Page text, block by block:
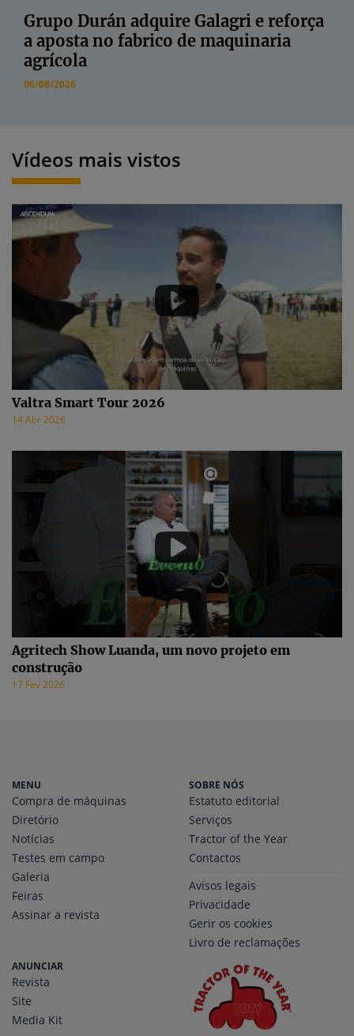
Grupo Durán adquire Galagri e reforça
a aposta no fabrico de maquinaria
agrícola
06/08/2026
Vídeos mais vistos
Valtra Smart Tour 2026
14 Abr 2026
Agritech Show Luanda, um novo projeto em
construção
17 Fev 2026
MENU
Compra de máquinas
Diretório
Notícias
Testes em campo
Galeria
Feiras
Assinar a revista
SOBRE NÓS
Estatuto editorial
Serviços
Tractor of the Year
Contactos
Avisos legais
Privacidade
Gerir os cookies
Livro de reclamações
ANUNCIAR
Revista
Site
Media Kit